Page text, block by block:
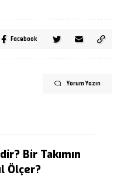
Facebook
Yorum Yazın
Bir Takımın
Ölçer?